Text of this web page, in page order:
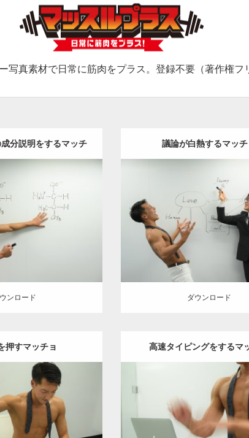
写真素材で日常に筋肉をプラス。登録不要（著作権フ
分説明をするマッチ
スのマッチョ その他
チョ)
上腕三頭筋
ンロード
議論が白熱するマッチ
2021.07.9
Category:オフィスのマッチ
AKIHITO(細マッチョ)
ダウンロード
ダウンロード
押すマッチョ
2021.07.6
スのマッチョ その他
細マッチョ)
高速タイピングをするマ
2021.07.10
Category:オフィスのマッチ
AKIHITO(細マッチョ)